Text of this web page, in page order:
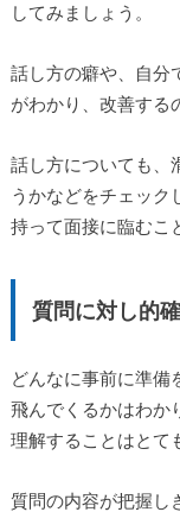
してみましょう。
話し方の癖や、自分
がわかり、改善する
話し方についても、
うかなどをチェック
持って面接に臨むこ
質問に対し的
どんなに事前に準備
飛んでくるかはわか
理解することはとて
質問の内容が把握し